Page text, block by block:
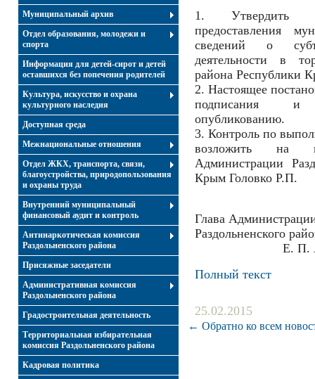
Муниципальный архив
Отдел образования, молодежи и
спорта
Информация для детей-сирот и детей
оставшихся без попечения родителей
Культура, искусство и охрана
культурного наследия
Доступная среда
Межнациональные отношения
Отдел ЖКХ, транспорта, связи,
благоустройства, природопользования
и охраны труда
Внутренний муниципальный
финансовый аудит и контроль
Антинаркотическая комиссия
Раздольненского района
Присяжные заседатели
Административная комиссия
Раздольненского района
Градостроительная деятельность
Территориальная избирательная
комиссия Раздольненского района
Кадровая политика
1. Утвердить
предоставления
сведений о
деятельности в
района Республики
2. Настоящее
подписания и
опубликованию.
3. Контроль по
возложить на
Администрации
Крым Головко Р.П.
Глава
Е. П.
Полный текст
25.02.2015
← Обратно ко всем